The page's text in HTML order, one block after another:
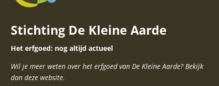
Stichting De Kleine Aarde
Het erfgoed: nog altijd actueel
Wil je meer weten over het erfgoed van De Kleine Aarde? Bekijk
dan deze website.